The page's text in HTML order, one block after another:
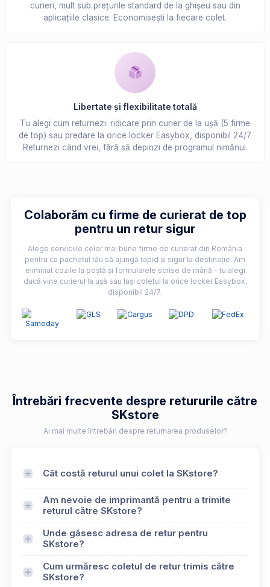
curieri, mult sub prețurile standard de la ghișeu sau din
aplicațiile clasice. Economisești la fiecare colet.
Libertate și flexibilitate totală
Tu alegi cum returnezi: ridicare prin curier de la ușă (5 firme
de top) sau predare la orice locker Easybox, disponibil 24/7.
Returnezi când vrei, fără să depinzi de programul nimănui.
Colaborăm cu firme de curierat de top
pentru un retur sigur
Alege serviciile celor mai bune firme de curierat din România
pentru ca pachetul tău să ajungă rapid și sigur la destinație. Am
eliminat cozile la poștă și formularele scrise de mână - tu alegi
dacă vine curierul la ușă sau lași coletul la orice locker Easybox,
disponibil 24/7.
Întrebări frecvente despre retururile către
SKstore
Ai mai multe întrebări despre returnarea produselor?
Cât costă returul unui colet la SKstore?
Am nevoie de imprimantă pentru a trimite
returul către SKstore?
Unde găsesc adresa de retur pentru
SKstore?
Cum urmăresc coletul de retur trimis către
SKstore?